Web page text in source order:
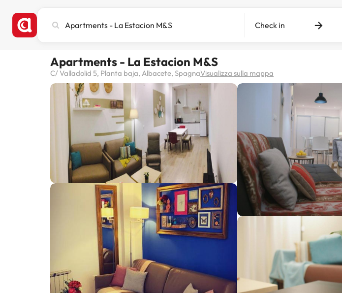
città,
destinazione
Check in
Apartments - La Estacion M&S
C/ Valladolid 5, Planta baja, Albacete, SpagnaVisualizza sulla mappa